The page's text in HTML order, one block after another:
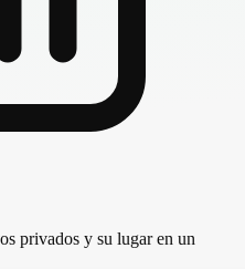
privados y su lugar en un